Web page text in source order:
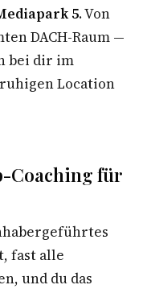
5. Von
DACH-Raum —
bei dir im
Location
Coaching für
fast alle
und du das